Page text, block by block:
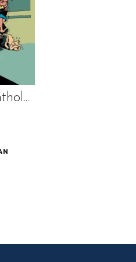
De 4 helden Anthologie – Deel 1